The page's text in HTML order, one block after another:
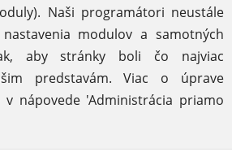
Naši programátori neustále
modulov a samotných
aby stránky boli čo najviac
predstavám. Viac o úprave
nápovede 'Administrácia priamo